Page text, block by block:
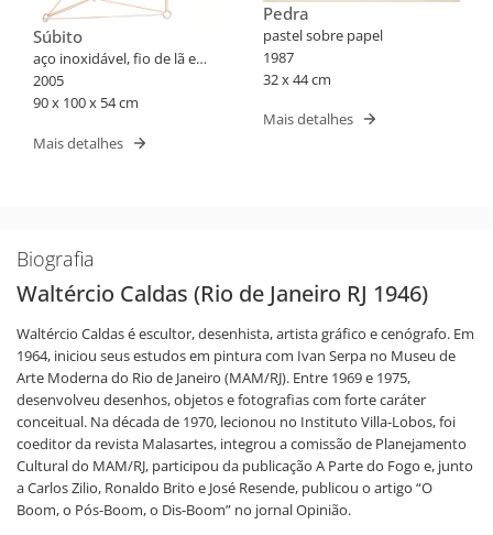
Súbito
aço inoxidável, fio de lã e
acrílico
2005
90 x 100 x 54 cm
Mais detalhes
Pedra
pastel sobre papel
1987
32 x 44 cm
Mais detalhes
Biografia
Waltércio Caldas (Rio de Janeiro RJ 1946)
Waltércio Caldas é escultor, desenhista, artista gráfico e cenógrafo. Em
1964, iniciou seus estudos em pintura com Ivan Serpa no Museu de
Arte Moderna do Rio de Janeiro (MAM/RJ). Entre 1969 e 1975,
desenvolveu desenhos, objetos e fotografias com forte caráter
conceitual. Na década de 1970, lecionou no Instituto Villa-Lobos, foi
coeditor da revista Malasartes, integrou a comissão de Planejamento
Cultural do MAM/RJ, participou da publicação A Parte do Fogo e, junto
a Carlos Zilio, Ronaldo Brito e José Resende, publicou o artigo “O
Boom, o Pós-Boom, o Dis-Boom” no jornal Opinião.